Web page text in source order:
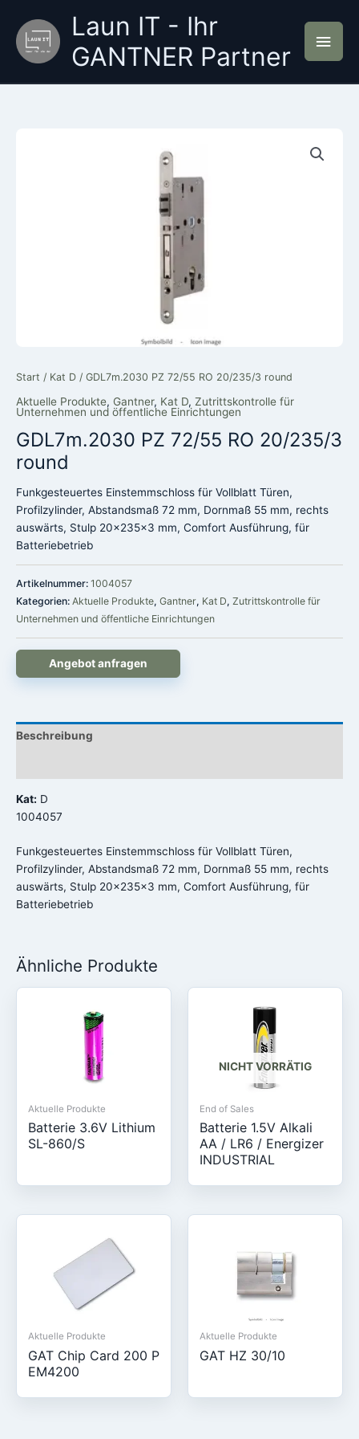
Inhalt
springen
Laun IT - Ihr
GANTNER Partner
Start / Kat D / GDL7m.2030 PZ 72/55 RO 20/235/3 round
Aktuelle Produkte, Gantner, Kat D, Zutrittskontrolle für
Unternehmen und öffentliche Einrichtungen
GDL7m.2030 PZ 72/55 RO 20/235/3
round
Funkgesteuertes Einstemmschloss für Vollblatt Türen,
Profilzylinder, Abstandsmaß 72 mm, Dornmaß 55 mm, rechts
auswärts, Stulp 20x235x3 mm, Comfort Ausführung, für
Batteriebetrieb
Artikelnummer: 1004057
Kategorien: Aktuelle Produkte, Gantner, Kat D, Zutrittskontrolle für
Unternehmen und öffentliche Einrichtungen
Angebot anfragen
Beschreibung
Kat: D
1004057
Funkgesteuertes Einstemmschloss für Vollblatt Türen,
Profilzylinder, Abstandsmaß 72 mm, Dornmaß 55 mm, rechts
auswärts, Stulp 20x235x3 mm, Comfort Ausführung, für
Batteriebetrieb
Ähnliche Produkte
Aktuelle Produkte
Batterie 3.6V Lithium
SL-860/S
NICHT VORRÄTIG
End of Sales
Batterie 1.5V Alkali
AA / LR6 / Energizer
INDUSTRIAL
Aktuelle Produkte
GAT Chip Card 200 P
EM4200
Aktuelle Produkte
GAT HZ 30/10